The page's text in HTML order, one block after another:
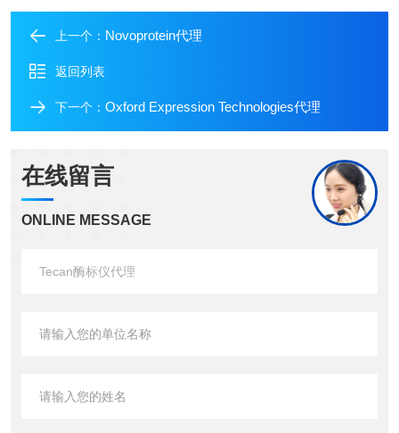
上一个： Novoprotein代理
返回列表
下一个： Oxford Expression Technologies代理
在线留言
ONLINE MESSAGE